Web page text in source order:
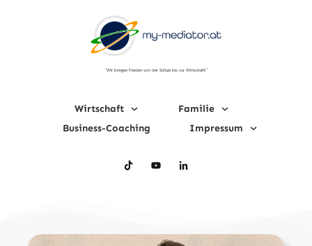
"Wir bringen Frieden von der Schule bis zur Wirtschaft!"
Wirtschaft
Familie
Business-Coaching
Impressum